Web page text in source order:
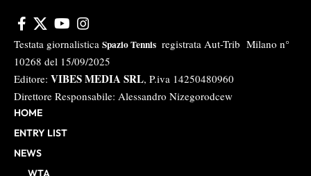
Testata giornalistica Spazio Tennis registrata Aut-Trib Milano n°
10268 del 15/09/2025
Editore: VIBES MEDIA SRL, P.iva 14250480960
Direttore Responsabile: Alessandro Nizegorodcew
HOME
ENTRY LIST
NEWS
WTA